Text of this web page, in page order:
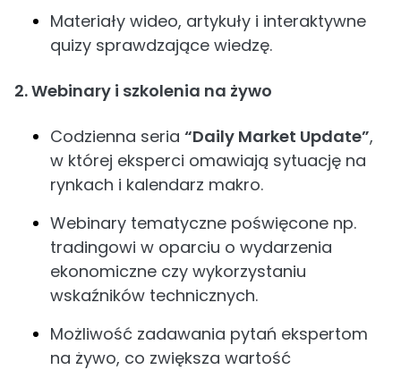
Materiały wideo, artykuły i interaktywne
quizy sprawdzające wiedzę.
2. Webinary i szkolenia na żywo
Codzienna seria “Daily Market Update”,
w której eksperci omawiają sytuację na
rynkach i kalendarz makro.
Webinary tematyczne poświęcone np.
tradingowi w oparciu o wydarzenia
ekonomiczne czy wykorzystaniu
wskaźników technicznych.
Możliwość zadawania pytań ekspertom
na żywo, co zwiększa wartość